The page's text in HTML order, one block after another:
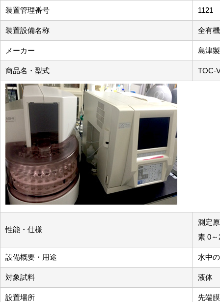
装置管理番号 1121
装置設備名称 全有
メーカー 島津
商品名・型式 TOC-
性能・仕様
測定
素 0
設備概要・用途 水中
対象試料 液体
設置場所 先端